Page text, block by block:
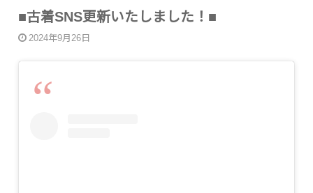
■古着SNS更新いたしました！■
2024年9月26日